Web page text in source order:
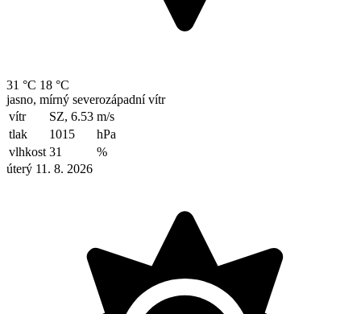
31 °C 18 °C
jasno, mírný severozápadní vítr
vítr
SZ, 6.53 m/s
tlak
1015
hPa
vlhkost 31
%
úterý 11. 8. 2026